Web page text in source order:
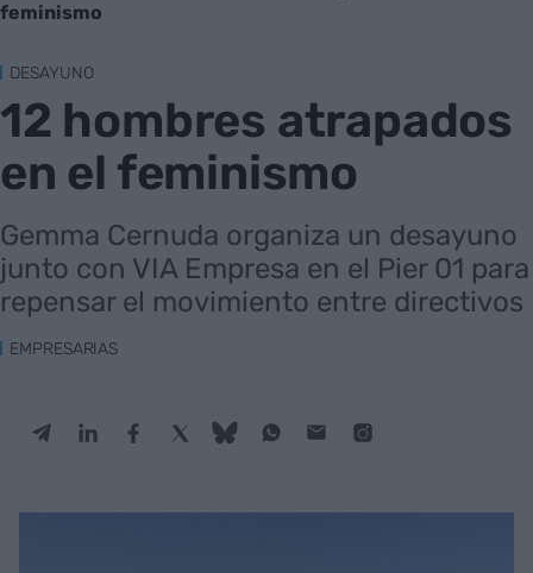
feminismo
DESAYUNO
12 hombres atrapados
en el feminismo
Gemma Cernuda organiza un desayuno
junto con VIA Empresa en el Pier 01 para
repensar el movimiento entre directivos
EMPRESARIAS